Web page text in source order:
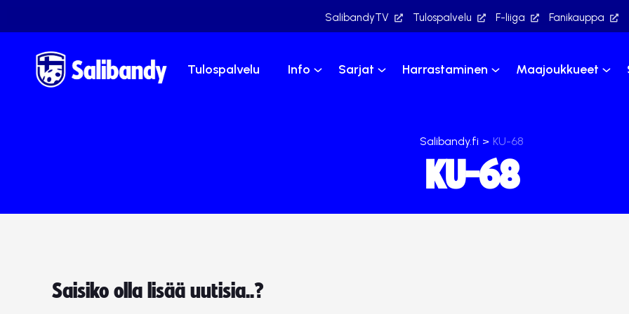
SalibandyTV Tulospalvelu F-liiga Fanikauppa
Tulospalvelu Info Sarjat Harrastaminen Maajoukkueet
Salibandy.fi > KU-68
KU-68
Saisiko olla lisää uutisia..?